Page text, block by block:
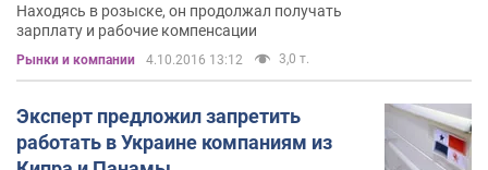
Находясь в розыске, он продолжал получать
зарплату и рабочие компенсации
Рынки и компании 4.10.2016 13:12 3,0 т.
Эксперт предложил запретить
работать в Украине компаниям из